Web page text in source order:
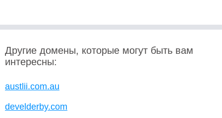
Другие домены, которые могут быть вам
интересны:
austlii.com.au
develderby.com